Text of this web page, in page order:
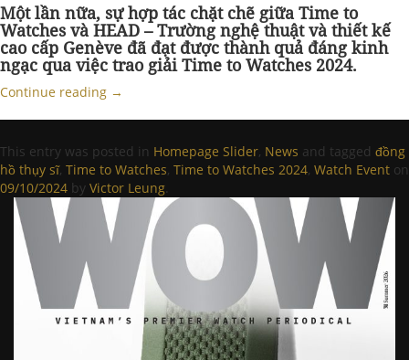
Một lần nữa, sự hợp tác chặt chẽ giữa Time to
Watches và HEAD – Trường nghệ thuật và thiết kế
cao cấp Genève đã đạt được thành quả đáng kinh
ngạc qua việc trao giải Time to Watches 2024.
Continue reading →
This entry was posted in Homepage Slider, News and tagged đồng
hồ thụy sĩ, Time to Watches, Time to Watches 2024, Watch Event on
09/10/2024 by Victor Leung.